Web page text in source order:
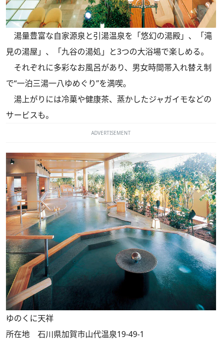
湯量豊富な自家源泉と引湯温泉を「悠幻の湯殿」、「滝
見の湯屋」、「九谷の湯処」と3つの大浴場で楽しめる。
それぞれに多彩なお風呂があり、男女時間帯入れ替え制
で“一泊三湯一八ゆめぐり”を満喫。
湯上がりには冷菓や健康茶、蒸かしたジャガイモなどの
サービスも。
ADVERTISEMENT
ゆのくに天祥
所在地 石川県加賀市山代温泉19-49-1